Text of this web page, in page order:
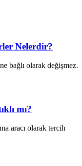
Nelerdir?
bağlı olarak değişmez.
mı?
aracı olarak tercih